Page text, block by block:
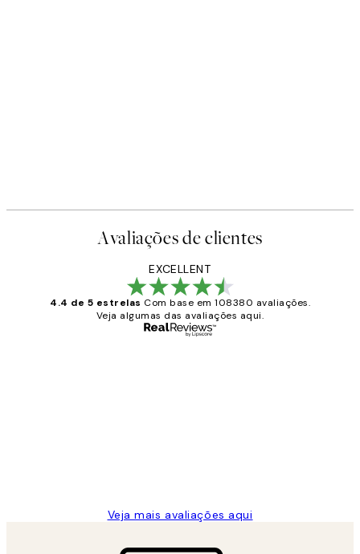
Avaliações de clientes
EXCELLENT
4.4 de 5 estrelas Com base em 108380 avaliações.
Veja algumas das avaliações aqui.
Veja mais avaliações aqui